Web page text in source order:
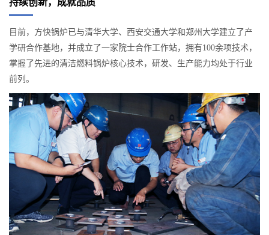
目前，方快锅炉已与清华大学、西安交通大学和郑州大学建立了产
学研合作基地，并成立了一家院士合作工作站，拥有100余项技术，
掌握了先进的清洁燃料锅炉核心技术，研发、生产能力均处于行业
前列。